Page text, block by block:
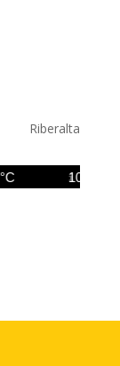
Riberalta
10 ago